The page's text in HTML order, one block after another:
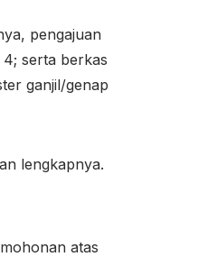
pengajuan
4; serta berkas
ganjil/genap
lengkapnya.
atas